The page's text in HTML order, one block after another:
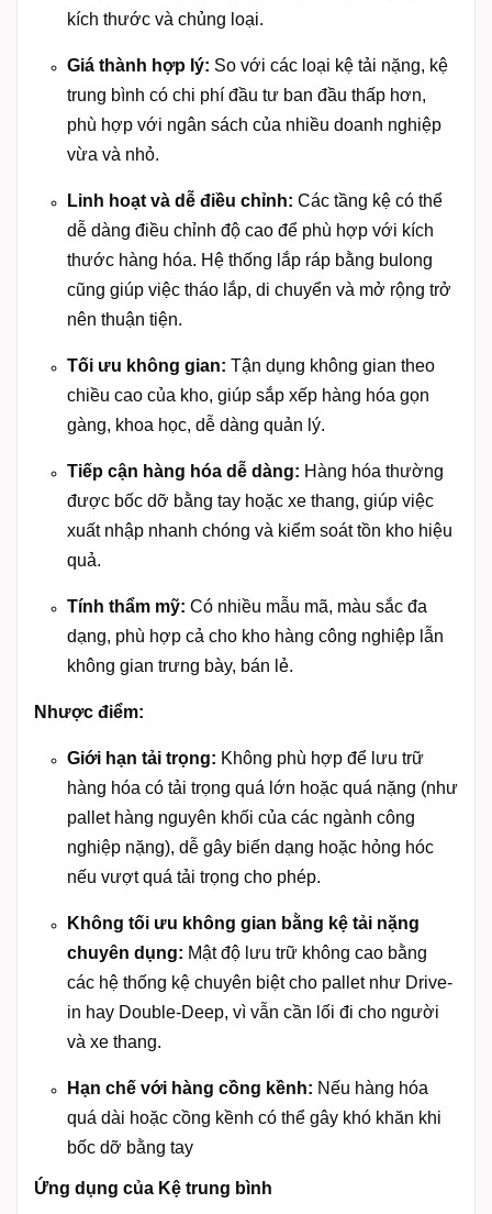
kích thước và chủng loại.
Giá thành hợp lý: So với các loại kệ tải nặng, kệ
trung bình có chi phí đầu tư ban đầu thấp hơn,
phù hợp với ngân sách của nhiều doanh nghiệp
vừa và nhỏ.
Linh hoạt và dễ điều chỉnh: Các tầng kệ có thể
dễ dàng điều chỉnh độ cao để phù hợp với kích
thước hàng hóa. Hệ thống lắp ráp bằng bulong
cũng giúp việc tháo lắp, di chuyển và mở rộng trở
nên thuận tiện.
Tối ưu không gian: Tận dụng không gian theo
chiều cao của kho, giúp sắp xếp hàng hóa gọn
gàng, khoa học, dễ dàng quản lý.
Tiếp cận hàng hóa dễ dàng: Hàng hóa thường
được bốc dỡ bằng tay hoặc xe thang, giúp việc
xuất nhập nhanh chóng và kiểm soát tồn kho hiệu
quả.
Tính thẩm mỹ: Có nhiều mẫu mã, màu sắc đa
dạng, phù hợp cả cho kho hàng công nghiệp lẫn
không gian trưng bày, bán lẻ.
Nhược điểm:
Giới hạn tải trọng: Không phù hợp để lưu trữ
hàng hóa có tải trọng quá lớn hoặc quá nặng (như
pallet hàng nguyên khối của các ngành công
nghiệp nặng), dễ gây biến dạng hoặc hỏng hóc
nếu vượt quá tải trọng cho phép.
Không tối ưu không gian bằng kệ tải nặng
chuyên dụng: Mật độ lưu trữ không cao bằng
các hệ thống kệ chuyên biệt cho pallet như Drive-
in hay Double-Deep, vì vẫn cần lối đi cho người
và xe thang.
Hạn chế với hàng cồng kềnh: Nếu hàng hóa
quá dài hoặc cồng kềnh có thể gây khó khăn khi
bốc dỡ bằng tay
Ứng dụng của Kệ trung bình